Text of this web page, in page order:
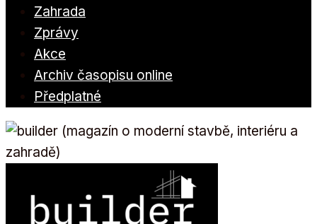
Zahrada
Zprávy
Akce
Archiv časopisu online
Předplatné